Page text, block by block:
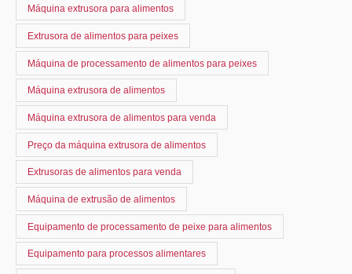
Máquina extrusora para alimentos
Extrusora de alimentos para peixes
Máquina de processamento de alimentos para peixes
Máquina extrusora de alimentos
Máquina extrusora de alimentos para venda
Preço da máquina extrusora de alimentos
Extrusoras de alimentos para venda
Máquina de extrusão de alimentos
Equipamento de processamento de peixe para alimentos
Equipamento para processos alimentares